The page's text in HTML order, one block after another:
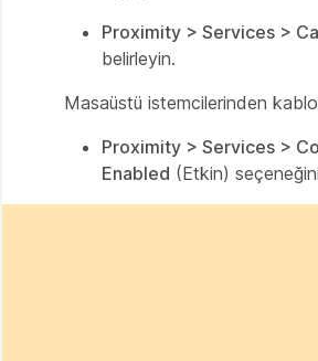
Proximity > Services >
belirleyin.
Masaüstü istemcilerinden
Proximity > Services >
Enabled (Etkin)